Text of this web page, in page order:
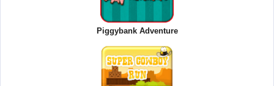
Piggybank Adventure